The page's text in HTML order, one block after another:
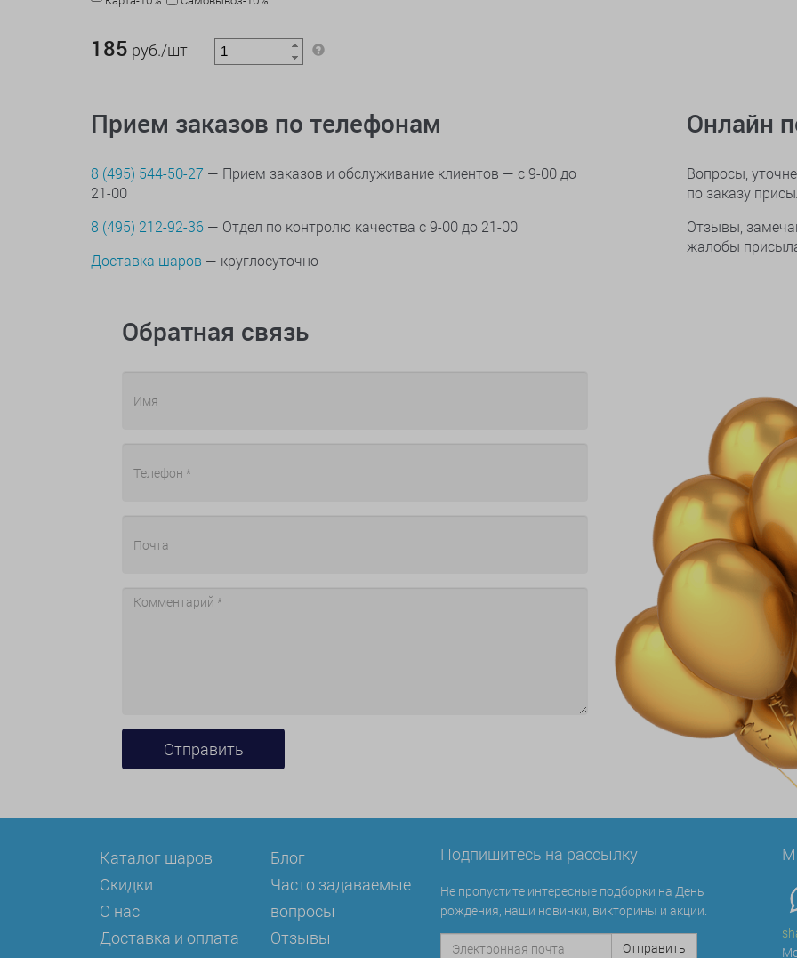
185 руб./шт
Прием заказов по телефонам
8 (495) 544-50-27 — Прием заказов и обслуживание клиентов — с 9-00 до
21-00
8 (495) 212-92-36 — Отдел по контролю качества с 9-00 до 21-00
Доставка шаров — круглосуточно
Онлайн
Вопросы,
по заказу
Отзывы,
жалобы
Обратная связь
Каталог шаров
Скидки
О нас
Доставка и оплата
Блог
Часто задаваемые
вопросы
Отзывы
Подпишитесь на рассылку
Не пропустите интересные подборки на День
рождения, наши новинки, викторины и акции.